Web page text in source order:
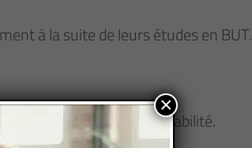
à la suite de leurs études en BUT.
un milieu à forte employabilité.
×